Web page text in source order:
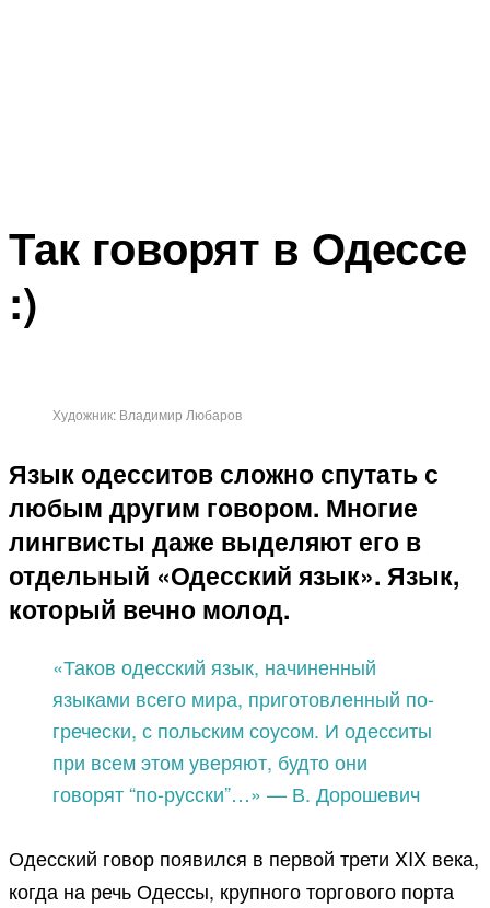
Так говорят в Одессе
:)
Художник: Владимир Любаров
Язык одесситов сложно спутать с
любым другим говором. Многие
лингвисты даже выделяют его в
отдельный «Одесский язык». Язык,
который вечно молод.
«Таков одесский язык, начиненный
языками всего мира, приготовленный по-
гречески, с польским соусом. И одесситы
при всем этом уверяют, будто они
говорят “по-русски”…» — В. Дорошевич
Одесский говор появился в первой трети XIX века,
когда на речь Одессы, крупного торгового порта